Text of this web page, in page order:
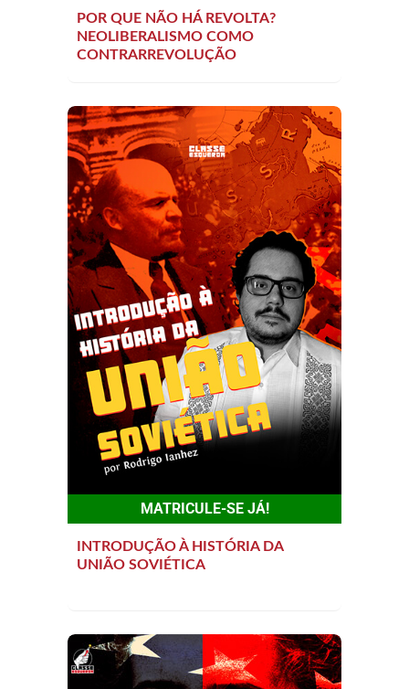
POR QUE NÃO HÁ REVOLTA?
NEOLIBERALISMO COMO
CONTRARREVOLUÇÃO
MATRICULE-SE JÁ!
INTRODUÇÃO À HISTÓRIA DA
UNIÃO SOVIÉTICA